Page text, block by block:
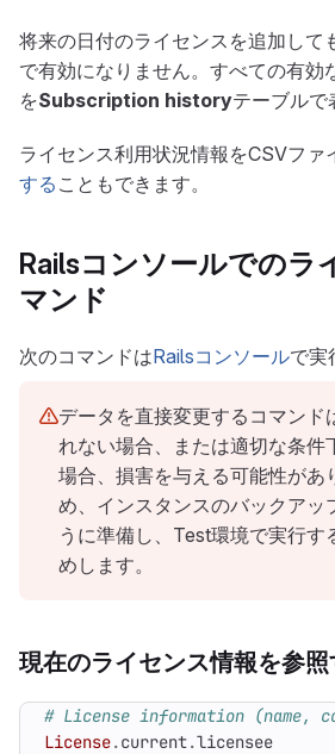
将来の日付のライセンスを追加して
で有効になりません。すべての有効
をSubscription historyテーブルで
ライセンス利用状況情報をCSVファ
する こともできます。
Railsコンソールでのラ
マンド
次のコマンドはRailsコンソールで実
データを直接変更するコマンド
れない場合、または適切な条件
場合、損害を与える可能性があ
め、インスタンスのバックアッ
うに準備し、Test環境で実行す
めします。
現在のライセンス情報を参照
# License information (name,
License.current.licensee